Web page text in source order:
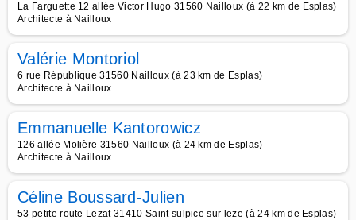
La Farguette 12 allée Victor Hugo 31560 Nailloux (à 22 km de Esplas)
Architecte à Nailloux
Valérie Montoriol
6 rue République 31560 Nailloux (à 23 km de Esplas)
Architecte à Nailloux
Emmanuelle Kantorowicz
126 allée Molière 31560 Nailloux (à 24 km de Esplas)
Architecte à Nailloux
Céline Boussard-Julien
53 petite route Lezat 31410 Saint sulpice sur leze (à 24 km de Esplas)